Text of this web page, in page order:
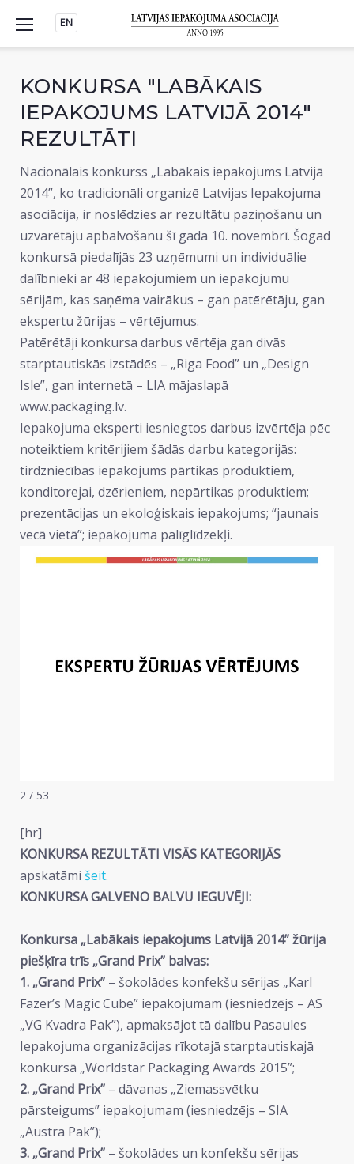
content
EN
KONKURSA "LABĀKAIS
IEPAKOJUMS LATVIJĀ 2014"
REZULTĀTI
Nacionālais konkurss „Labākais iepakojums Latvijā
2014”, ko tradicionāli organizē Latvijas Iepakojuma
asociācija, ir noslēdzies ar rezultātu paziņošanu un
uzvarētāju apbalvošanu šī gada 10. novembrī. Šogad
konkursā piedalījās 23 uzņēmumi un individuālie
dalībnieki ar 48 iepakojumiem un iepakojumu
sērijām, kas saņēma vairākus – gan patērētāju, gan
ekspertu žūrijas – vērtējumus.
Patērētāji konkursa darbus vērtēja gan divās
starptautiskās izstādēs – „Riga Food” un „Design
Isle”, gan internetā – LIA mājaslapā
www.packaging.lv.
Iepakojuma eksperti iesniegtos darbus izvērtēja pēc
noteiktiem kritērijiem šādās darbu kategorijās:
tirdzniecības iepakojums pārtikas produktiem,
konditorejai, dzērieniem, nepārtikas produktiem;
prezentācijas un ekoloģiskais iepakojums; “jaunais
vecā vietā”; iepakojuma palīglīdzekļi.
2 / 53
[hr]
KONKURSA REZULTĀTI VISĀS KATEGORIJĀS
apskatāmi šeit.
KONKURSA GALVENO BALVU IEGUVĒJI:
Konkursa „Labākais iepakojums Latvijā 2014” žūrija
piešķīra trīs „Grand Prix” balvas:
1. „Grand Prix” – šokolādes konfekšu sērijas „Karl
Fazer’s Magic Cube” iepakojumam (iesniedzējs – AS
„VG Kvadra Pak”), apmaksājot tā dalību Pasaules
Iepakojuma organizācijas rīkotajā starptautiskajā
konkursā „Worldstar Packaging Awards 2015”;
2. „Grand Prix” – dāvanas „Ziemassvētku
pārsteigums” iepakojumam (iesniedzējs – SIA
„Austra Pak”);
3. „Grand Prix” – šokolādes un konfekšu sērijas